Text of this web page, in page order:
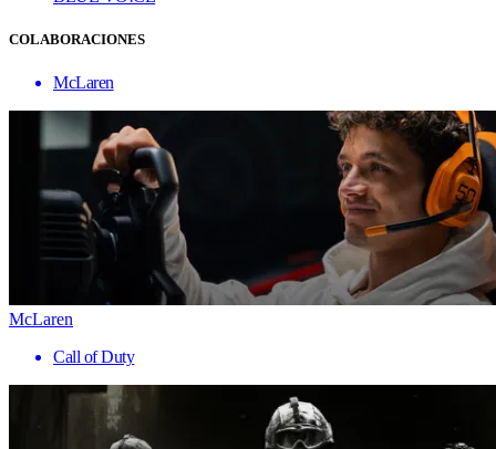
COLABORACIONES
McLaren
McLaren
Call of Duty